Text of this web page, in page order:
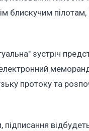
пілотам,
зустріч
протоку та